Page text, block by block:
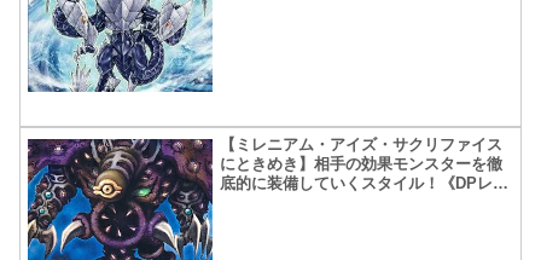
【ミレニアム・アイズ・サクリファイス
にときめき】相手の効果モンスターを徹
底的に装備していくスタイル！《DPレジ